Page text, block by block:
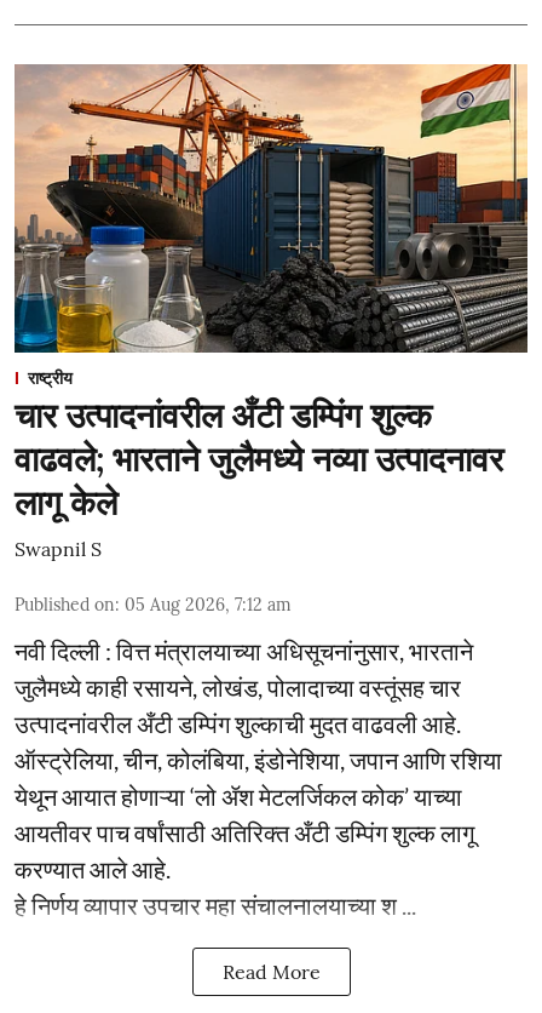
राष्ट्रीय
चार उत्पादनांवरील अँटी डम्पिंग शुल्क
वाढवले; भारताने जुलैमध्ये नव्या उत्पादनावर
लागू केले
Swapnil S
Published on: 05 Aug 2026, 7:12 am
नवी दिल्ली : वित्त मंत्रालयाच्या अधिसूचनांनुसार, भारताने
जुलैमध्ये काही रसायने, लोखंड, पोलादाच्या वस्तूंसह चार
उत्पादनांवरील अँटी डम्पिंग शुल्काची मुदत वाढवली आहे.
ऑस्ट्रेलिया, चीन, कोलंबिया, इंडोनेशिया, जपान आणि रशिया
येथून आयात होणाऱ्या ‘लो ॲश मेटलर्जिकल कोक’ याच्या
आयतीवर पाच वर्षांसाठी अतिरिक्त अँटी डम्पिंग शुल्क लागू
करण्यात आले आहे.
हे निर्णय व्यापार उपचार महा संचालनालयाच्या श ...
Read More